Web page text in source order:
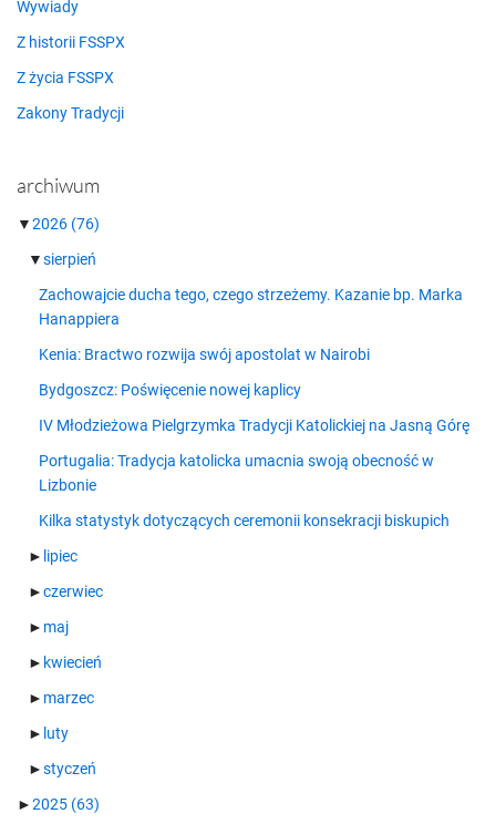
Wywiady
Z historii FSSPX
Z życia FSSPX
Zakony Tradycji
archiwum
▼2026 (76)
▼sierpień
Zachowajcie ducha tego, czego strzeżemy. Kazanie bp. Marka
Hanappiera
Kenia: Bractwo rozwija swój apostolat w Nairobi
Bydgoszcz: Poświęcenie nowej kaplicy
IV Młodzieżowa Pielgrzymka Tradycji Katolickiej na Jasną Górę
Portugalia: Tradycja katolicka umacnia swoją obecność w
Lizbonie
Kilka statystyk dotyczących ceremonii konsekracji biskupich
► lipiec
►czerwiec
► maj
► kwiecień
► marzec
► luty
►styczeń
►2025 (63)